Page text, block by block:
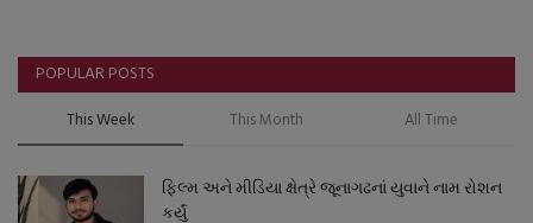
POPULAR POSTS
This Week This Month All Time
ફિલ્મ અને મીડિયા ક્ષેત્રે જૂનાગઢનાં યુવાને નામ રોશન
કર્યું